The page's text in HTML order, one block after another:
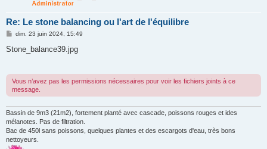
Re: Le stone balancing ou l'art de l'équilibre
M
s
e
dim. 23 juin 2024, 15:49
Stone_balance39.jpg
Vous n’avez pas les permissions nécessaires pour voir les fichiers joints à ce
message.
Bassin de 9m3 (21m2), fortement planté avec cascade, poissons rouges et ides
mélanotes. Pas de filtration.
Bac de 450l sans poissons, quelques plantes et des escargots d'eau, très bons
nettoyeurs.